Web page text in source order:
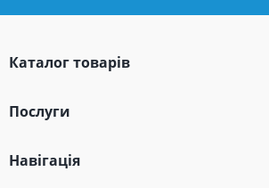
Каталог товарів
Послуги
Навігація